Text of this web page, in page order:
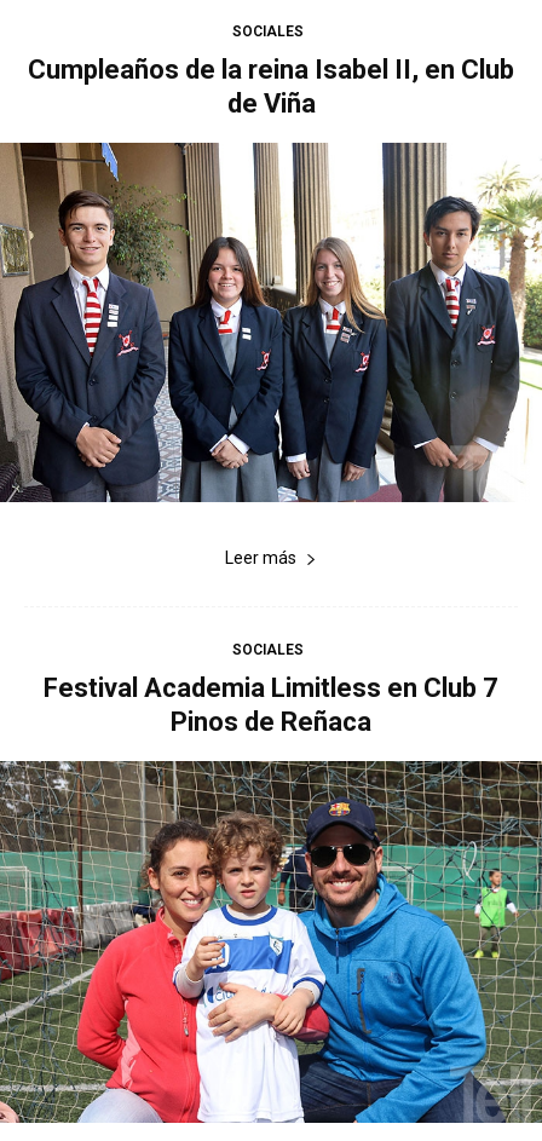
SOCIALES
Cumpleaños de la reina Isabel II, en Club
de Viña
Leer más
SOCIALES
Festival Academia Limitless en Club 7
Pinos de Reñaca